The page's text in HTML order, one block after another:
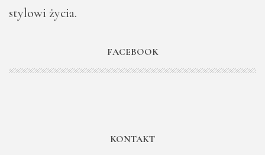
stylowi życia.
FACEBOOK
KONTAKT